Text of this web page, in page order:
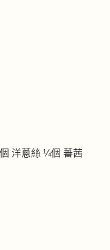
洋蔥絲 ¼個 蕃茜